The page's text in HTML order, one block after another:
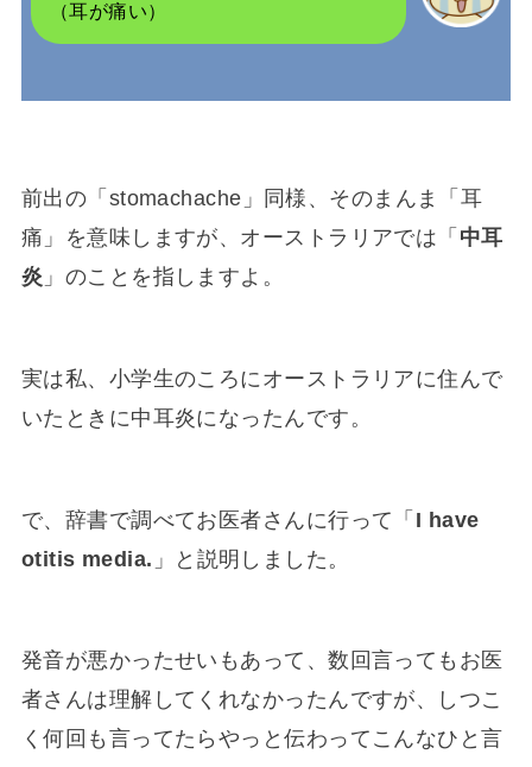
（耳が痛い）
前出の「stomachache」同様、そのまんま「耳
痛」を意味しますが、オーストラリアでは「 中耳
炎 」のことを指しますよ。
実は私、小学生のころにオーストラリアに住んで
いたときに中耳炎になったんです。
で、辞書で調べてお医者さんに行って「 I have
otitis media. 」と説明しました。
発音が悪かったせいもあって、数回言ってもお医
者さんは理解してくれなかったんですが、しつこ
く何回も言ってたらやっと伝わってこんなひと言